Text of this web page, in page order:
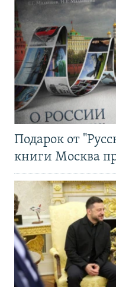
Подарок от
книги Москва